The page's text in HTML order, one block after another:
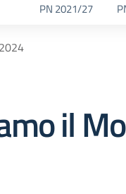
PN 2021/27
il